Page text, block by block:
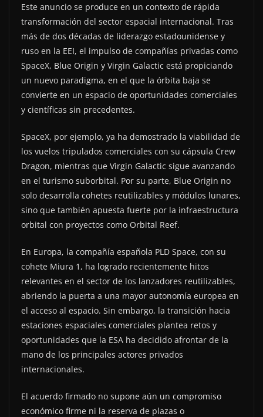
Este anuncio se produce en un contexto de rápida
transformación del sector espacial internacional. Tras
más de dos décadas de liderazgo estadounidense y
ruso en la EEI, el impulso de compañías privadas como
SpaceX, Blue Origin y Virgin Galactic está propiciando
un nuevo paradigma, en el que la órbita baja se
convierte en un espacio de oportunidades comerciales
y científicas sin precedentes.
SpaceX, por ejemplo, ya ha demostrado la viabilidad de
los vuelos tripulados comerciales con su cápsula Crew
Dragon, mientras que Virgin Galactic sigue avanzando
en el turismo suborbital. Por su parte, Blue Origin no
solo desarrolla cohetes reutilizables y módulos lunares,
sino que también apuesta fuerte por la infraestructura
orbital con proyectos como Orbital Reef.
En Europa, la compañía española PLD Space, con su
cohete Miura 1, ha logrado recientemente hitos
relevantes en el sector de los lanzadores reutilizables,
abriendo la puerta a una mayor autonomía europea en
el acceso al espacio. Sin embargo, la transición hacia
estaciones espaciales comerciales plantea retos y
oportunidades que la ESA ha decidido afrontar de la
mano de los principales actores privados
internacionales.
El acuerdo firmado no supone aún un compromiso
económico firme ni la reserva de plazas o